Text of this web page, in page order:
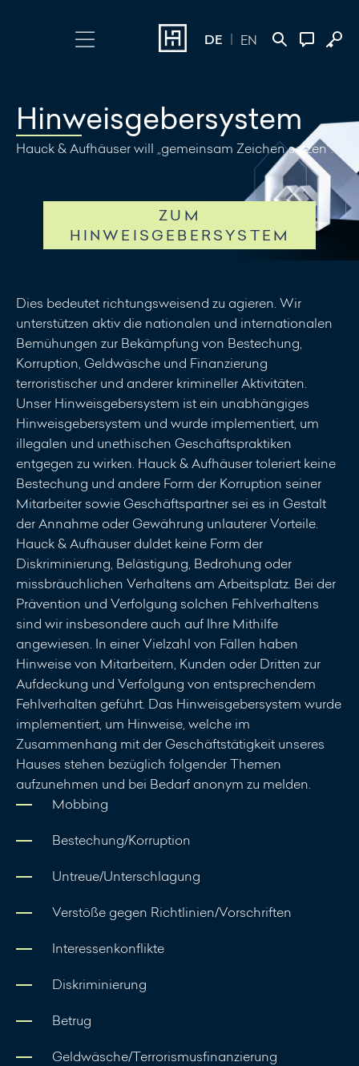
DE EN
+352 45 13 14
500
Nachricht
schreiben
Online Banking
Investment Portal
Hinweisgebersystem
Hauck & Aufhäuser will „gemeinsam Zeichen setzen“.
ZUM
HINWEISGEBERSYSTEM
Dies bedeutet richtungsweisend zu agieren. Wir
unterstützen aktiv die nationalen und internationalen
Bemühungen zur Bekämpfung von Bestechung,
Korruption, Geldwäsche und Finanzierung
terroristischer und anderer krimineller Aktivitäten.
Unser Hinweisgebersystem ist ein unabhängiges
Hinweisgebersystem und wurde implementiert, um
illegalen und unethischen Geschäftspraktiken
entgegen zu wirken. Hauck & Aufhäuser toleriert keine
Bestechung und andere Form der Korruption seiner
Mitarbeiter sowie Geschäftspartner sei es in Gestalt
der Annahme oder Gewährung unlauterer Vorteile.
Hauck & Aufhäuser duldet keine Form der
Diskriminierung, Belästigung, Bedrohung oder
missbräuchlichen Verhaltens am Arbeitsplatz. Bei der
Prävention und Verfolgung solchen Fehlverhaltens
sind wir insbesondere auch auf Ihre Mithilfe
angewiesen. In einer Vielzahl von Fällen haben
Hinweise von Mitarbeitern, Kunden oder Dritten zur
Aufdeckung und Verfolgung von entsprechendem
Fehlverhalten geführt. Das Hinweisgebersystem wurde
implementiert, um Hinweise, welche im
Zusammenhang mit der Geschäftstätigkeit unseres
Hauses stehen bezüglich folgender Themen
aufzunehmen und bei Bedarf anonym zu melden.
Mobbing
Bestechung/Korruption
Untreue/Unterschlagung
Verstöße gegen Richtlinien/Vorschriften
Interessenkonflikte
Diskriminierung
Betrug
Geldwäsche/Terrorismusfinanzierung